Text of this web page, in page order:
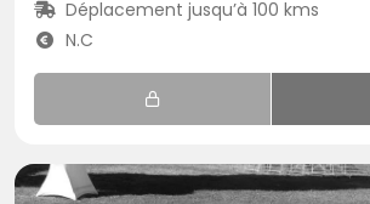
Déplacement jusqu’à 100 kms
N.C